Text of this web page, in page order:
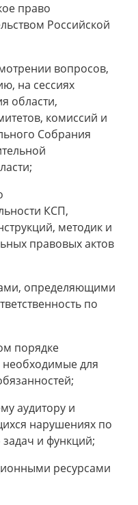
право
Российской
вопросов,
на сессиях
области,
комиссий и
Собрания
КСП,
методик и
правовых актов
определяющими
по
порядке
для
аудитору и
нарушениях по
и функций;
ресурсами